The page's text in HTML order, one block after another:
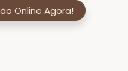
Online Agora!